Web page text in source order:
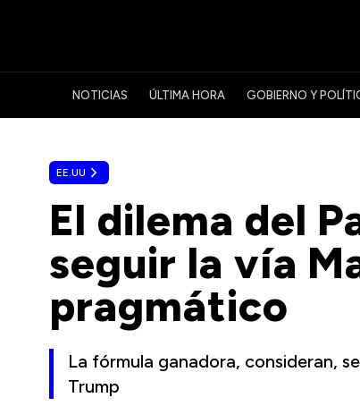
NOTICIAS ÚLTIMA HORA GOBIERNO Y
EE.UU
El dilema del
seguir la vía
pragmático
La fórmula ganadora, consideran,
Trump